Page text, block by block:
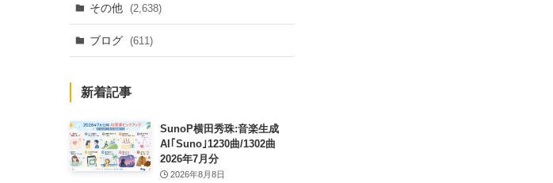
その他 (2,638)
ブログ (611)
新着記事
SunoP横田秀珠:音楽生成
AI｢Suno｣1230曲/1302曲
2026年7月分
2026年8月8日